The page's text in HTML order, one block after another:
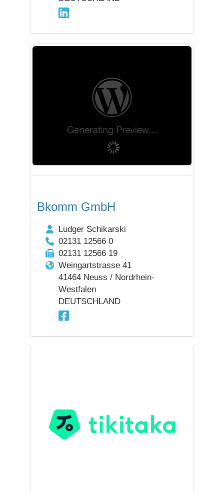
Bkomm GmbH
Ludger Schikarski
02131 12566 0
02131 12566 19
Weingartstrasse 41
41464 Neuss / Nordrhein-
Westfalen
DEUTSCHLAND